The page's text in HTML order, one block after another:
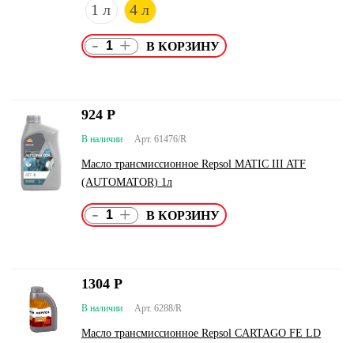
1 л 4 л
- +
Арт. 61476/R
В наличии
Масло трансмиссионное Repsol MATIC III ATF
(AUTOMATOR) 1л
924 Р
- +
Арт. 6288/R
В наличии
Масло трансмиссионное Repsol CARTAGO FE LD
1304 Р